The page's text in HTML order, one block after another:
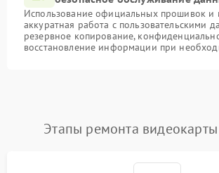
Использование официальных прошивок и
аккуратная работа с пользовательскими
резервное копирование,
восстановление информации при
Этапы ремонта